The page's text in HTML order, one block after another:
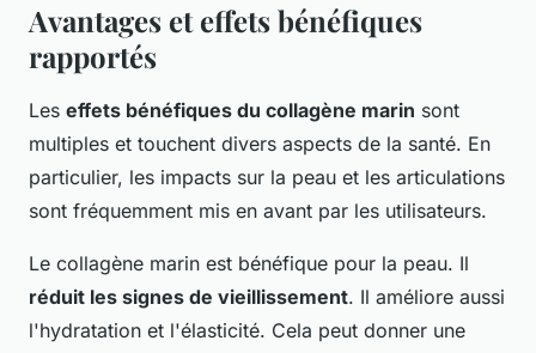
Avantages et effets bénéfiques
rapportés
Les effets bénéfiques du collagène marin sont
multiples et touchent divers aspects de la santé. En
particulier, les impacts sur la peau et les articulations
sont fréquemment mis en avant par les utilisateurs.
Le collagène marin est bénéfique pour la peau. Il
réduit les signes de vieillissement. Il améliore aussi
l'hydratation et l'élasticité. Cela peut donner une